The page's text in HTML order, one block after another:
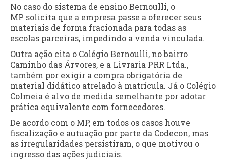
No caso do sistema de ensino Bernoulli, o
MP solicita que a empresa passe a oferecer seus
materiais de forma fracionada para todas as
escolas parceiras, impedindo a venda vinculada.
Outra ação cita o Colégio Bernoulli, no bairro
Caminho das Árvores, e a Livraria PRR Ltda.,
também por exigir a compra obrigatória de
material didático atrelado à matrícula. Já o Colégio
Colmeia é alvo de medida semelhante por adotar
prática equivalente com fornecedores.
De acordo com o MP, em todos os casos houve
fiscalização e autuação por parte da Codecon, mas
as irregularidades persistiram, o que motivou o
ingresso das ações judiciais.